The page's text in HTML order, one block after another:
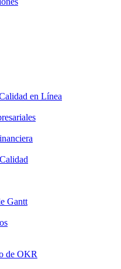
en Línea
Gantt
de OKR